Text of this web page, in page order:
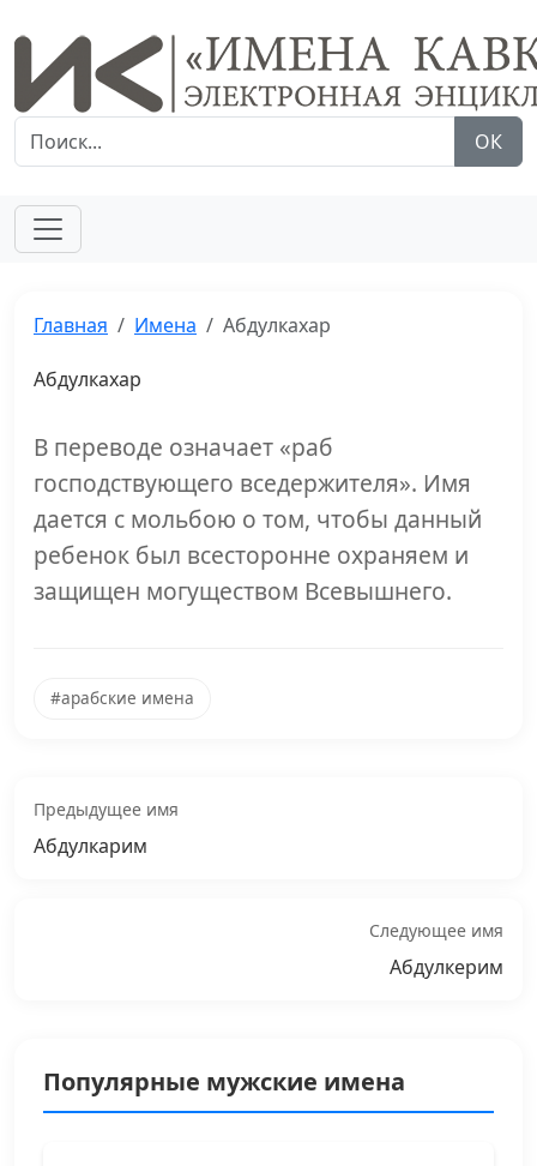
ОК
Главная Имена Абдулкахар
Абдулкахар
В переводе означает «раб
господствующего вседержителя». Имя
дается с мольбою о том, чтобы данный
ребенок был всесторонне охраняем и
защищен могуществом Всевышнего.
#арабские имена
Предыдущее имя
Абдулкарим
Следующее имя
Абдулкерим
Популярные мужские имена